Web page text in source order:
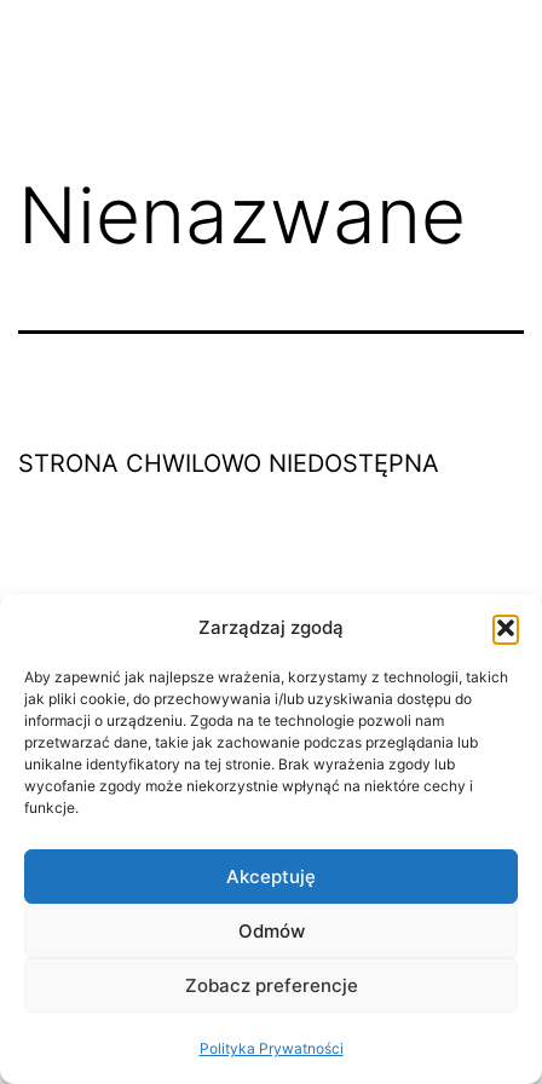
Zarządzaj zgodą
Aby zapewnić jak najlepsze wrażenia, korzystamy z technologii, takich
jak pliki cookie, do przechowywania i/lub uzyskiwania dostępu do
informacji o urządzeniu. Zgoda na te technologie pozwoli nam
przetwarzać dane, takie jak zachowanie podczas przeglądania lub
unikalne identyfikatory na tej stronie. Brak wyrażenia zgody lub
wycofanie zgody może niekorzystnie wpłynąć na niektóre cechy i
funkcje.
Akceptuję
Odmów
Zobacz preferencje
Polityka Prywatności
Nienazwane
STRONA CHWILOWO NIEDOSTĘPNA
Polityka Prywatności
Dumnie wspierane przez